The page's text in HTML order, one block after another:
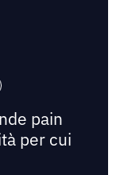
pain
per cui